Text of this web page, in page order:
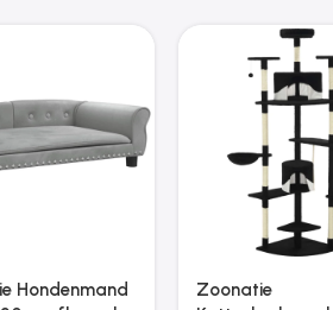
Zoonatie Hondenren